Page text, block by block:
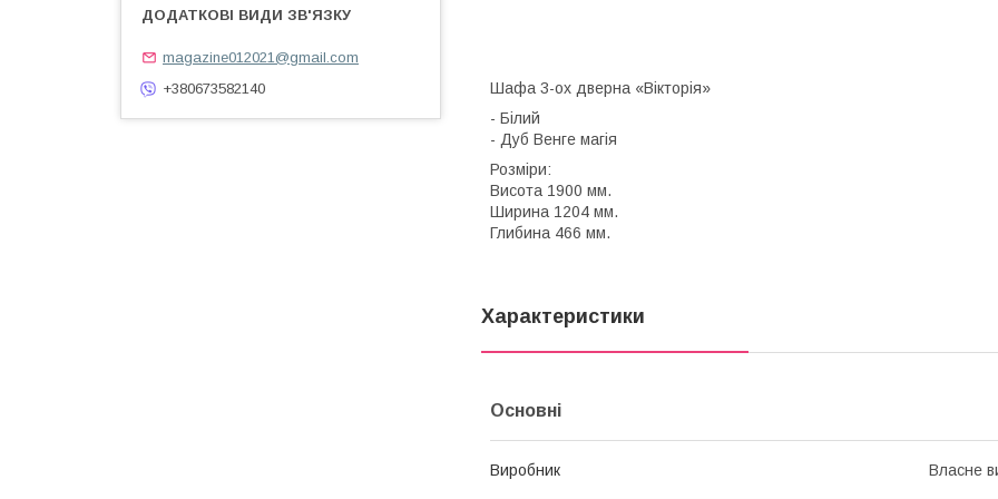
Шафа 3-ох дверна «Вікторія»
- Білий
- Дуб Венге магія
Розміри:
Висота 1900 мм.
Ширина 1204 мм.
Глибина 466 мм.
Характеристики
Основні
Виробник Власне
magazine012021@gmail.com
+380673582140